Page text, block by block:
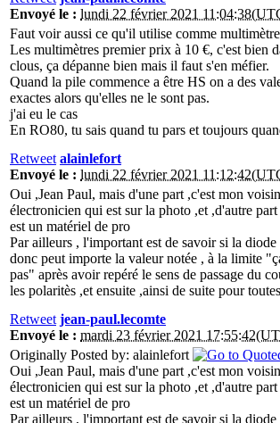
Envoyé le : lundi 22 février 2021
Faut voir aussi ce qu'il utilise comme multimètre
Les multimètres premier prix à 10 €, c'est bien
clous, ça dépanne bien mais il faut s'en méfier.
Quand la pile commence a être HS on a des
exactes alors qu'elles ne le sont pas.
j'ai eu le cas
En RO80, tu sais quand tu pars et toujours
Retweet alainlefort
Envoyé le : lundi 22 février 2021
Oui ,Jean Paul, mais d'une part ,c'est mon
électronicien qui est sur la photo ,et ,d'autre
est un matériel de pro
Par ailleurs , l'important est de savoir si la
donc peut importe la valeur notée , à la limite
pas" après avoir repéré le sens de passage du
les polaritès ,et ensuite ,ainsi de suite pour
Retweet jean-paul.lecomte
Envoyé le : mardi 23 février 2021
Originally Posted by: alainlefort
Oui ,Jean Paul, mais d'une part ,c'est mon
électronicien qui est sur la photo ,et ,d'autre
est un matériel de pro
Par ailleurs , l'important est de savoir si la